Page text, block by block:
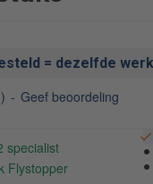
= dezelfde
- Geef beoordeling